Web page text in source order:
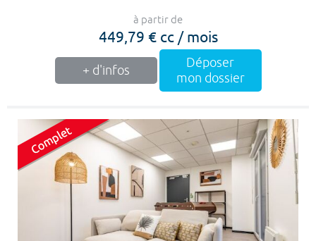
à partir de
449,79 € cc / mois
+ d'infos
Déposer
mon dossier